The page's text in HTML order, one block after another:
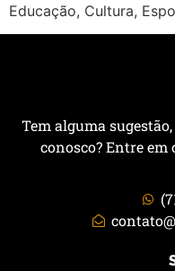
Educação, Cultura,
Tem alguma
conosco? Entre